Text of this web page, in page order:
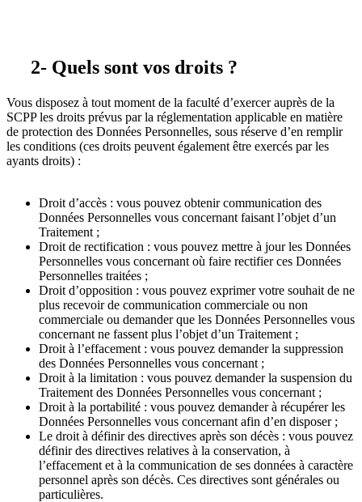
2- Quels sont vos droits ?
Vous disposez à tout moment de la faculté d’exercer auprès de la
SCPP les droits prévus par la réglementation applicable en matière
de protection des Données Personnelles, sous réserve d’en remplir
les conditions (ces droits peuvent également être exercés par les
ayants droits) :
Droit d’accès : vous pouvez obtenir communication des
Données Personnelles vous concernant faisant l’objet d’un
Traitement ;
Droit de rectification : vous pouvez mettre à jour les Données
Personnelles vous concernant où faire rectifier ces Données
Personnelles traitées ;
Droit d’opposition : vous pouvez exprimer votre souhait de ne
plus recevoir de communication commerciale ou non
commerciale ou demander que les Données Personnelles vous
concernant ne fassent plus l’objet d’un Traitement ;
Droit à l’effacement : vous pouvez demander la suppression
des Données Personnelles vous concernant ;
Droit à la limitation : vous pouvez demander la suspension du
Traitement des Données Personnelles vous concernant ;
Droit à la portabilité : vous pouvez demander à récupérer les
Données Personnelles vous concernant afin d’en disposer ;
Le droit à définir des directives après son décès : vous pouvez
définir des directives relatives à la conservation, à
l’effacement et à la communication de ses données à caractère
personnel après son décès. Ces directives sont générales ou
particulières.